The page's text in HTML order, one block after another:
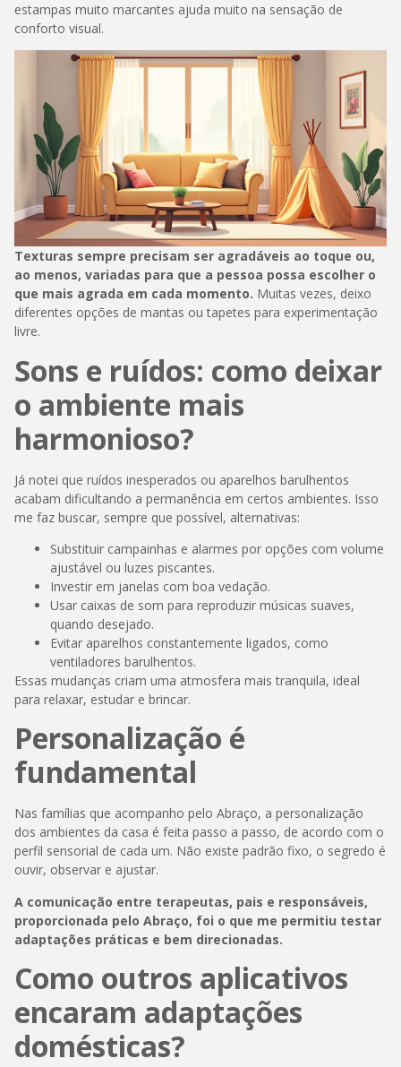
estampas muito marcantes ajuda muito na sensação de
conforto visual.
Texturas sempre precisam ser agradáveis ao toque ou,
ao menos, variadas para que a pessoa possa escolher o
que mais agrada em cada momento. Muitas vezes, deixo
diferentes opções de mantas ou tapetes para experimentação
livre.
Sons e ruídos: como deixar
o ambiente mais
harmonioso?
Já notei que ruídos inesperados ou aparelhos barulhentos
acabam dificultando a permanência em certos ambientes. Isso
me faz buscar, sempre que possível, alternativas:
Substituir campainhas e alarmes por opções com volume
ajustável ou luzes piscantes.
Investir em janelas com boa vedação.
Usar caixas de som para reproduzir músicas suaves,
quando desejado.
Evitar aparelhos constantemente ligados, como
ventiladores barulhentos.
Essas mudanças criam uma atmosfera mais tranquila, ideal
para relaxar, estudar e brincar.
Personalização é
fundamental
Nas famílias que acompanho pelo Abraço, a personalização
dos ambientes da casa é feita passo a passo, de acordo com o
perfil sensorial de cada um. Não existe padrão fixo, o segredo é
ouvir, observar e ajustar.
A comunicação entre terapeutas, pais e responsáveis,
proporcionada pelo Abraço, foi o que me permitiu testar
adaptações práticas e bem direcionadas.
Como outros aplicativos
encaram adaptações
domésticas?